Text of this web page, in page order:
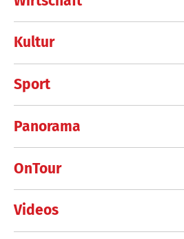
Kultur
Sport
Panorama
OnTour
Videos